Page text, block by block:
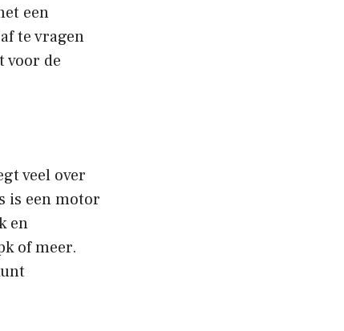
een
te vragen
voor de
veel over
is een motor
en
of meer.